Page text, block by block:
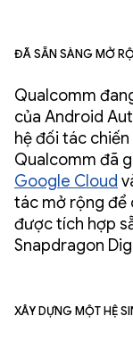
Đã sẵn sàng mở
Qualcomm
của Android
hệ đối tác
Qualcomm đã
Google Cloud
tác mở rộng để
được tích hợp
Snapdragon
Xây dựng một hệ